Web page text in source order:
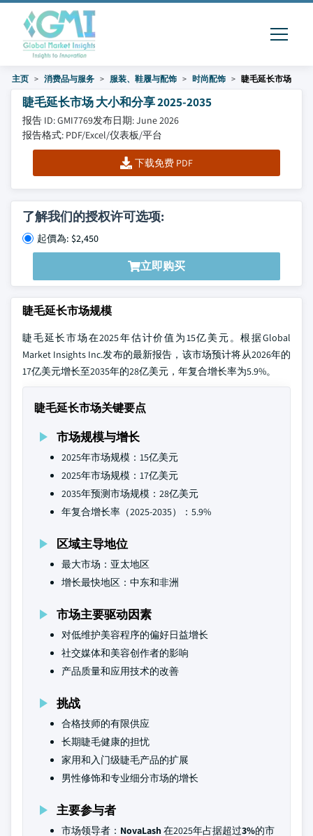
主页 消费品与服务 服装、鞋履与配饰 时尚配饰 睫毛延长市场
睫毛延长市场 大小和分享 2025-2035
报告 ID: GMI7769发布日期: June 2026
报告格式: PDF/Excel/仪表板/平台
下载免费 PDF
了解我们的授权许可选项:
起價為: $2,450
立即购买
睫毛延长市场规模
睫毛延长市场在2025年估计价值为15亿美元。根据Global
Market Insights Inc.发布的最新报告，该市场预计将从2026年的
17亿美元增长至2035年的28亿美元，年复合增长率为5.9%。
睫毛延长市场关键要点
市场规模与增长
2025年市场规模：15亿美元
2025年市场规模：17亿美元
2035年预测市场规模：28亿美元
年复合增长率（2025-2035）：5.9%
区域主导地位
最大市场：亚太地区
增长最快地区：中东和非洲
市场主要驱动因素
对低维护美容程序的偏好日益增长
社交媒体和美容创作者的影响
产品质量和应用技术的改善
挑战
合格技师的有限供应
长期睫毛健康的担忧
家用和入门级睫毛产品的扩展
男性修饰和专业细分市场的增长
主要参与者
市场领导者： NovaLash 在2025年占据超过3%的市